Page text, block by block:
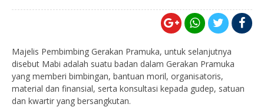
Majelis Pembimbing Gerakan Pramuka, untuk selanjutnya
disebut Mabi adalah suatu badan dalam Gerakan Pramuka
yang memberi bimbingan, bantuan moril, organisatoris,
material dan finansial, serta konsultasi kepada gudep, satuan
dan kwartir yang bersangkutan.